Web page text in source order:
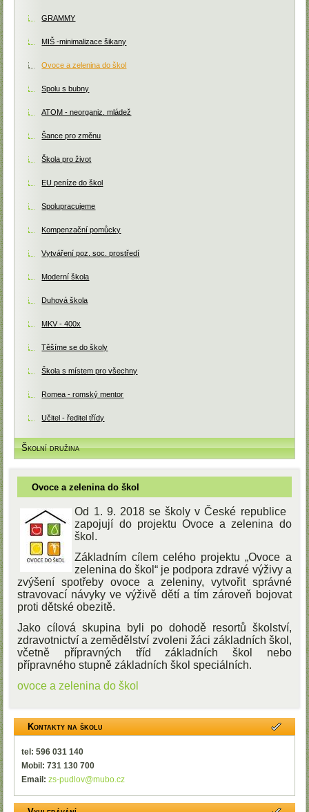
GRAMMY
MIŠ -minimalizace šikany
Ovoce a zelenina do škol
Spolu s bubny
ATOM - neorganiz. mládež
Šance pro změnu
Škola pro život
EU peníze do škol
Spolupracujeme
Kompenzační pomůcky
Vytváření poz. soc. prostředí
Moderní škola
Duhová škola
MKV - 400x
Těšíme se do školy
Škola s místem pro všechny
Romea - romský mentor
Učitel - ředitel třídy
Školní družina
Ovoce a zelenina do škol
Od 1. 9. 2018 se školy v České republice
zapojují do projektu Ovoce a zelenina do
škol.
Základním cílem celého projektu „Ovoce a
zelenina do škol“ je podpora zdravé výživy a
zvýšení spotřeby ovoce a zeleniny, vytvořit správné
stravovací návyky ve výživě dětí a tím zároveň bojovat
proti dětské obezitě.
Jako cílová skupina byli po dohodě resortů školství,
zdravotnictví a zemědělství zvoleni žáci základních škol,
včetně přípravných tříd základních škol nebo
přípravného stupně základních škol speciálních.
ovoce a zelenina do škol
Kontakty na školu
tel: 596 031 140
Mobil: 731 130 700
Email:zs-pudlov@mubo.cz